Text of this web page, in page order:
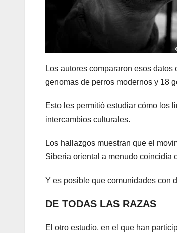
Los autores compararon esos
genomas de perros modernos y 18
Esto les permitió estudiar cómo los
intercambios culturales.
Los hallazgos muestran que el
Siberia oriental a menudo coincidía
Y es posible que comunidades con
DE TODAS LAS RAZAS
El otro estudio, en el que han